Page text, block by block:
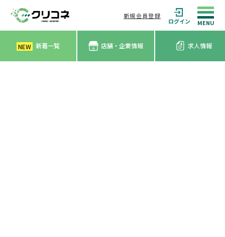
新規会員登録
ログイン
NEW 新着一覧 店舗・企業情報 求人情報